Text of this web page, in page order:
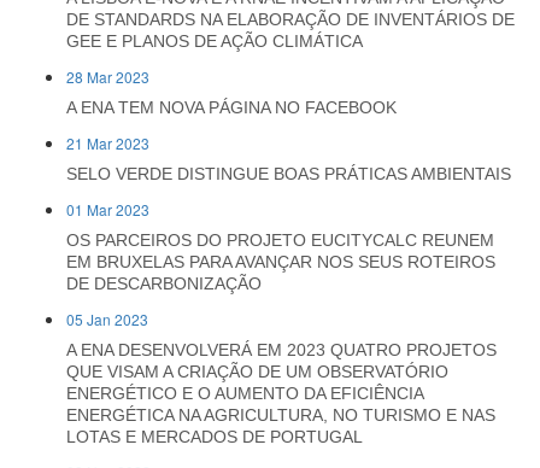
DE STANDARDS NA ELABORAÇÃO DE INVENTÁRIOS DE
GEE E PLANOS DE AÇÃO CLIMÁTICA
28 Mar 2023
A ENA TEM NOVA PÁGINA NO FACEBOOK
21 Mar 2023
SELO VERDE DISTINGUE BOAS PRÁTICAS AMBIENTAIS
01 Mar 2023
OS PARCEIROS DO PROJETO EUCITYCALC REUNEM
EM BRUXELAS PARA AVANÇAR NOS SEUS ROTEIROS
DE DESCARBONIZAÇÃO
05 Jan 2023
A ENA DESENVOLVERÁ EM 2023 QUATRO PROJETOS
QUE VISAM A CRIAÇÃO DE UM OBSERVATÓRIO
ENERGÉTICO E O AUMENTO DA EFICIÊNCIA
ENERGÉTICA NA AGRICULTURA, NO TURISMO E NAS
LOTAS E MERCADOS DE PORTUGAL